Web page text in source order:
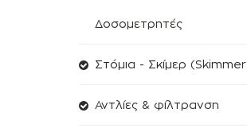
Δοσομετρητές
Στόμια - Σκίμερ (Skimmer
Αντλίες & φίλτρανση